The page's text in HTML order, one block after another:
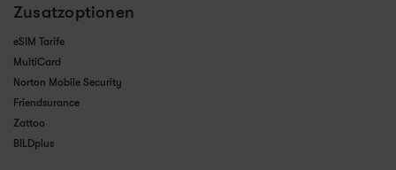
Zusatzoptionen
eSIM Tarife
MultiCard
Norton Mobile Security
Friendsurance
Zattoo
BILDplus